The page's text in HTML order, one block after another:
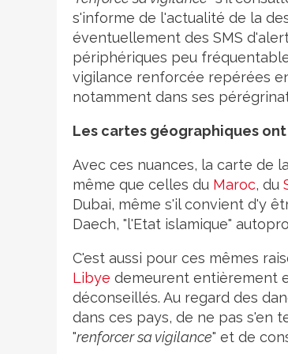
s'informe de l'actualité de la
éventuellement des SMS
périphériques peu
vigilance renforcée repérées
notamment dans ses
Les cartes géographiques
Avec ces nuances, la carte de
même que celles du Maroc, du
Dubai, même s'il convient d'y
Daech, "l'Etat islamique"
C'est aussi pour ces mêmes
Libye demeurent entièrement
déconseillés. Au regard des
dans ces pays, de ne pas s'en
"renforcer sa vigilance" et de